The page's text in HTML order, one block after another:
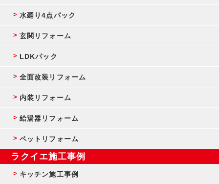
水廻り4点パック
玄関リフォーム
LDKパック
全面改装リフォーム
内装リフォーム
給湯器リフォーム
ペットリフォーム
ラクイエ施工事例
キッチン施工事例